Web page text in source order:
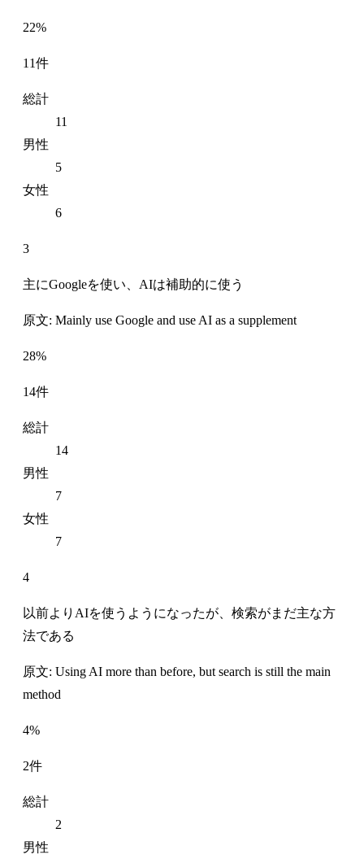
22%
11件
総計
11
男性
5
女性
6
3
主にGoogleを使い、AIは補助的に使う
原文: Mainly use Google and use AI as a supplement
28%
14件
総計
14
男性
7
女性
7
4
以前よりAIを使うようになったが、検索がまだ主な方
法である
原文: Using AI more than before, but search is still the main
method
4%
2件
総計
2
男性